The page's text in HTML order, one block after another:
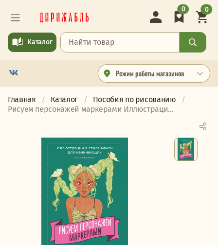
Режим работы магазинов
Каталог
0 0
Главная Каталог
Пособия по рисованию
Рисуем персонажей маркерами Иллюстраци...